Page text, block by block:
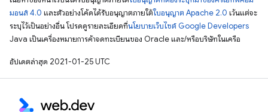
มอนส์ 4.0 และตัวอย่างโค้ดได้รับอนุญาตภายใต้ใบอนุญาต Apache 2.0 เว้นแต่จะ
ระบุไว้เป็นอย่างอื่น โปรดดูรายละเอียดที่นโยบายเว็บไซต์ Google Developers
Java เป็นเครื่องหมายการค้าจดทะเบียนของ Oracle และ/หรือบริษัทในเครือ
อัปเดตล่าสุด 2021-01-25 UTC